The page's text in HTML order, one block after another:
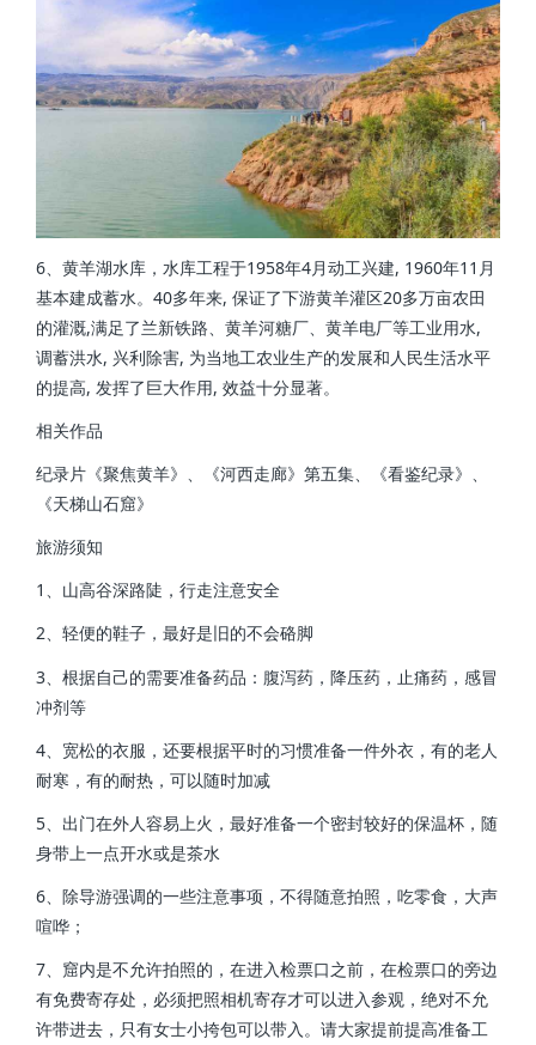
6、黄羊湖水库，水库工程于1958年4月动工兴建, 1960年11月
基本建成蓄水。40多年来, 保证了下游黄羊灌区20多万亩农田
的灌溉,满足了兰新铁路、黄羊河糖厂、黄羊电厂等工业用水,
调蓄洪水, 兴利除害, 为当地工农业生产的发展和人民生活水平
的提高, 发挥了巨大作用, 效益十分显著。
相关作品
纪录片《聚焦黄羊》、《河西走廊》第五集、《看鉴纪录》、
《天梯山石窟》
旅游须知
1、山高谷深路陡，行走注意安全
2、轻便的鞋子，最好是旧的不会硌脚
3、根据自己的需要准备药品：腹泻药，降压药，止痛药，感冒
冲剂等
4、宽松的衣服，还要根据平时的习惯准备一件外衣，有的老人
耐寒，有的耐热，可以随时加减
5、出门在外人容易上火，最好准备一个密封较好的保温杯，随
身带上一点开水或是茶水
6、除导游强调的一些注意事项，不得随意拍照，吃零食，大声
喧哗；
7、窟内是不允许拍照的，在进入检票口之前，在检票口的旁边
有免费寄存处，必须把照相机寄存才可以进入参观，绝对不允
许带进去，只有女士小挎包可以带入。请大家提前提高准备工